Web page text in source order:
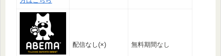
配信なし(×) 無料期間なし